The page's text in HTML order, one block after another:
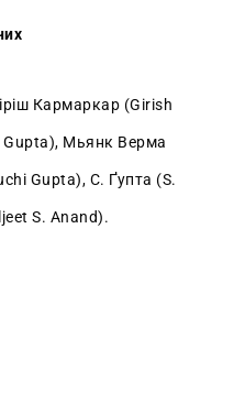
Кармаркар (Girish
Gupta), Мьянк Верма
Gupta), С. Ґупта (S.
S. Anand).